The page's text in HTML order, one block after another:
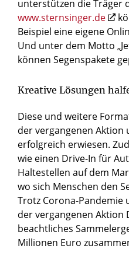
unterstützen die Träger
www.sternsinger.de
Beispiel eine eigene
Und unter dem Motto
können Segenspakete
Kreative Lösungen
Diese und weitere
der vergangenen Aktion
erfolgreich erwiesen.
wie einen Drive-In für
Haltestellen auf dem
wo sich Menschen den
Trotz Corona-Pandemie
der vergangenen Aktion
beachtliches
Millionen Euro